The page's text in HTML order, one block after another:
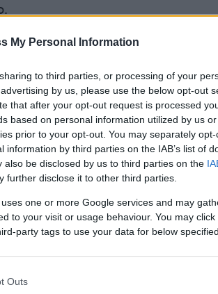
My Personal Information
to third parties, or processing of your
by us, please use the below opt-out
that after your opt-out request is processed
based on personal information utilized by us
prior to your opt-out. You may separately
by third parties on the IAB’s list of
be disclosed by us to third parties on the
further disclose it to other third parties.
one or more Google services and may
to your visit or usage behaviour. You may
party tags to use your data for below
Outs
μικρή άνοδο σε όλη τη
περιοχές τους 29 με
ηπειρωτικά τους 33 με 35
περιόδους πιο πυκνές.
μποφόρ.
με 34 βαθμούς Κελσίου. Στη